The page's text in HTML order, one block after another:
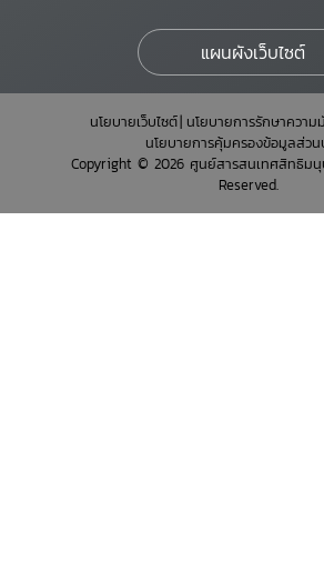
แผนผังเว็บไซต์
นโยบายเว็บไซต์ นโยบายการรักษาควา
นโยบายการคุ้มครองข้อมูลส่ว
Copyright © 2026 ศูนย์สารสนเทศสิทธิม
Reserved.